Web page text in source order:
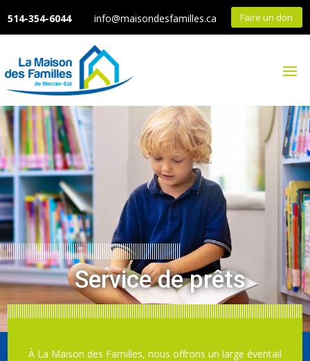
514-354-6044 info@maisondesfamilles.ca Faire un don
Service de prêts
À La Maison des Familles, nous offrons un large éventail